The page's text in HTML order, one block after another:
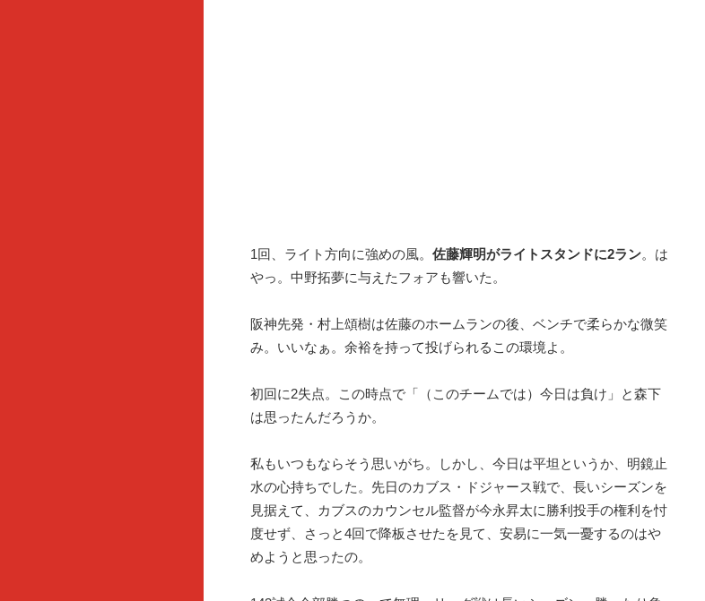
1回、ライト方向に強めの風。 佐藤輝明がライトスタンドに2ラン。は
やっ。中野拓夢に与えたフォアも響いた。
阪神先発・村上頌樹は佐藤のホームランの後、ベンチで柔らかな微笑
み。いいなぁ。余裕を持って投げられるこの環境よ。
初回に2失点。この時点で「（このチームでは）今日は負け」と森下
は思ったんだろうか。
私もいつもならそう思いがち。しかし、今日は平坦というか、明鏡止
水の心持ちでした。先日のカブス・ドジャース戦で、長いシーズンを
見据えて、カブスのカウンセル監督が今永昇太に勝利投手の権利を忖
度せず、さっと4回で降板させたを見て、安易に一気一憂するのはや
めようと思ったの。